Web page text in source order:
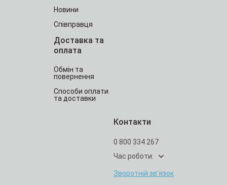
Новини
Співправця
Доставка та
оплата
Обмін та
повернення
Способи оплати
та доставки
Контакти
0 800 334 267
Час роботи:
Зворотній зв’язок